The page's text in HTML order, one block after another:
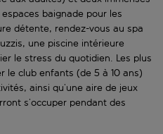
baignade pour les
détente, rendez-vous au spa
une piscine intérieure
le stress du quotidien. Les plus
le club enfants (de 5 à 10 ans)
ainsi qu’une aire de jeux
s’occuper pendant des